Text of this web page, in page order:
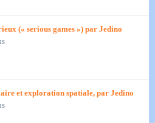
(« serious games ») par Jedino
et exploration spatiale, par Jedino